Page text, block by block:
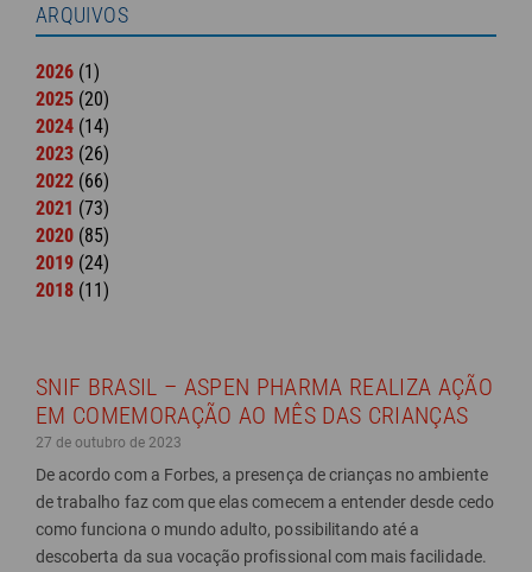
SNIF BRASIL – ASPEN PHARMA REALIZA AÇÃO
EM COMEMORAÇÃO AO MÊS DAS CRIANÇAS
27 de outubro de 2023
De acordo com a Forbes, a presença de crianças no ambiente
de trabalho faz com que elas comecem a entender desde cedo
como funciona o mundo adulto, possibilitando até a
descoberta da sua vocação profissional com mais facilidade.
ARQUIVOS
2026 (1)
2025 (20)
2024 (14)
2023 (26)
2022 (66)
2021 (73)
2020 (85)
2019 (24)
2018 (11)